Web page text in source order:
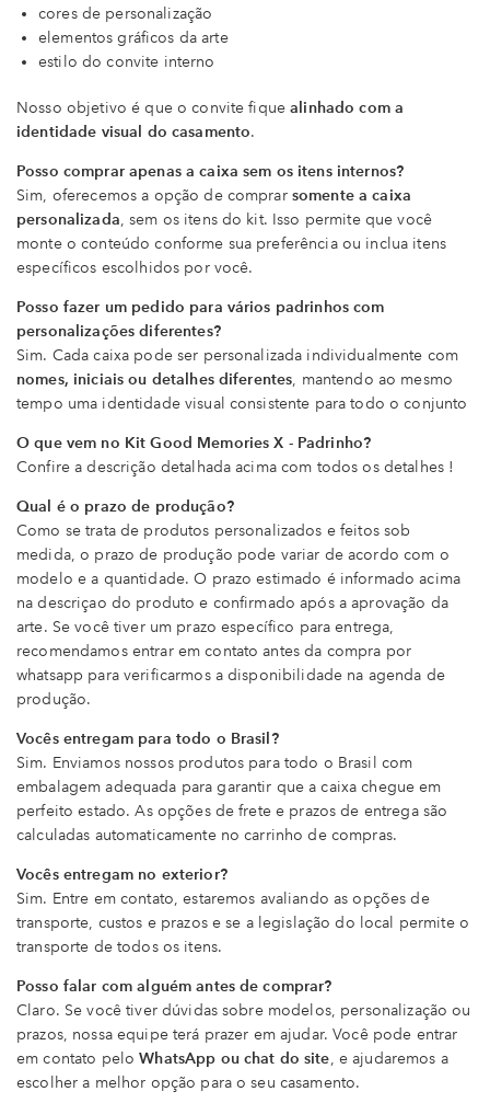
cores de personalização
elementos gráficos da arte
estilo do convite interno
Nosso objetivo é que o convite fiquealinhado com a
identidade visual do casamento.
Posso comprar apenas a caixa sem os itens internos?
Sim, oferecemos a opção de comprar somente a caixa
personalizada, sem os itens do kit. Isso permite que você
monte o conteúdo conforme sua preferência ou inclua itens
específicos escolhidos por você.
Posso fazer um pedido para vários padrinhos com
personalizações diferentes?
Sim. Cada caixa pode ser personalizada individualmente com
nomes, iniciais ou detalhes diferentes, mantendo ao mesmo
tempo uma identidade visual consistente para todo o conjunto
O que vem no Kit Good Memories X - Padrinho?
Confire a descrição detalhada acima com todos os detalhes !
Qual é o prazo de produção?
Como se trata de produtos personalizados e feitos sob
medida, o prazo de produção pode variar de acordo com o
modelo e a quantidade. O prazo estimado é informado acima
na descriçao do produto e confirmado após a aprovação da
arte. Se você tiver um prazo específico para entrega,
recomendamos entrar em contato antes da compra por
whatsapp para verificarmos a disponibilidade na agenda de
produção.
Vocês entregam para todo o Brasil?
Sim. Enviamos nossos produtos para todo o Brasil com
embalagem adequada para garantir que a caixa chegue em
perfeito estado. As opções de frete e prazos de entrega são
calculadas automaticamente no carrinho de compras.
Vocês entregam no exterior?
Sim. Entre em contato, estaremos avaliando as opções de
transporte, custos e prazos e se a legislação do local permite o
transporte de todos os itens.
Posso falar com alguém antes de comprar?
Claro. Se você tiver dúvidas sobre modelos, personalização ou
prazos, nossa equipe terá prazer em ajudar. Você pode entrar
em contato peloWhatsApp ou chat do site, e ajudaremos a
escolher a melhor opção para o seu casamento.